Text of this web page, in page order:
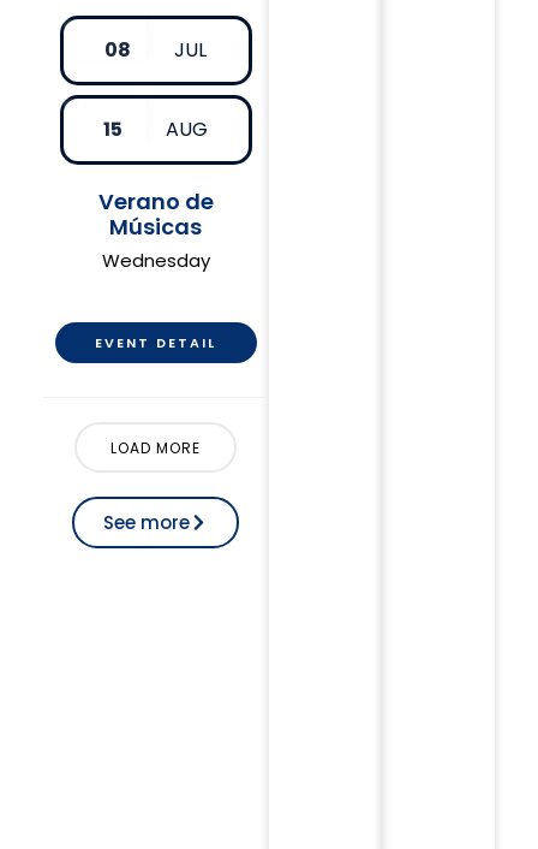
08 JUL
15 AUG
Verano de
Músicas
Wednesday
EVENT DETAIL
LOAD MORE
See more